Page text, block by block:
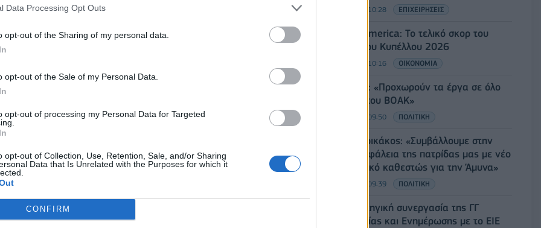
Data Processing Opt Outs
opt-out of the Sharing of my personal data.
opt-out of the Sale of my Personal Data.
opt-out of processing my Personal Data for Targeted
opt-out of Collection, Use, Retention, Sale, and/or Sharing
Data that Is Unrelated with the Purposes for which it
CONFIRM
ευρύτερης συνεργασίας της Ελληνικής
Ελλάδος και τις Περιφέρειες της χώρας, με
της αθλητικής συμμετοχής και τη
τοπικές κοινωνίες.
χαρακτήρισε τη συμφωνία ως μια δέσμευση
θέτει στο επίκεντρο τον άνθρωπο, τους νέους
που στηρίζουν καθημερινά τον ελληνικό
07/08/2026 - 10:28 ΕΠΙΧΕΙΡΗΣΕΙΣ
Bank of America: Το τελικό σκορ του
Παγκοσμίου Κυπέλλου 2026
07/08/2026 - 10:16 ΟΙΚΟΝΟΜΙΑ
Χρ. Δήμας: «Προχωρούν τα έργα σε όλο
το μήκος του ΒΟΑΚ»
07/08/2026 - 09:50 ΠΟΛΙΤΙΚΗ
Τ. Θεοδωρικάκος: «Συμβάλλουμε στην
εθνική ασφάλεια της πατρίδας μας με νέο
αναπτυξιακό καθεστώς για την Άμυνα»
07/08/2026 - 09:39 ΠΟΛΙΤΙΚΗ
Νέα στρατηγική συνεργασία της ΓΓ
Επικοινωνίας και Ενημέρωσης με το ΕΙΕ